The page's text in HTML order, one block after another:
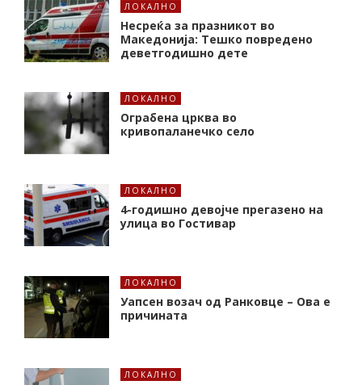
ЛОКАЛНО
Несреќа за празникот во
Македонија: Тешко повредено
деветгодишно дете
ЛОКАЛНО
Ограбена црква во
кривопаланечко село
ЛОКАЛНО
4-годишно девојче прегазено на
улица во Гостивар
ЛОКАЛНО
Уапсен возач од Ранковце – Ова е
причината
ЛОКАЛНО